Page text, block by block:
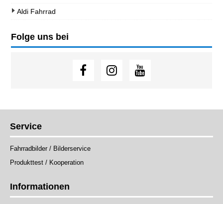
Aldi Fahrrad
Folge uns bei
Service
Fahrradbilder / Bilderservice
Produkttest / Kooperation
Informationen